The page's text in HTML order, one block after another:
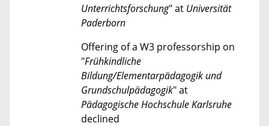
Unterrichtsforschung" at Universität
Paderborn
Offering of a W3 professorship on
"Frühkindliche
Bildung/Elementarpädagogik und
Grundschulpädagogik" at
Pädagogische Hochschule Karlsruhe
declined